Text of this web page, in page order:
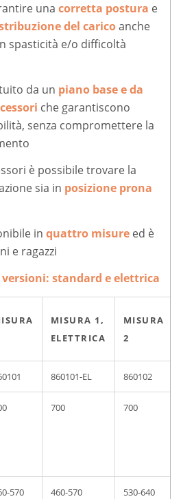
una corretta postura e
del caricoanche
spasticità e/o difficoltà
da un piano base e da
che garantiscono
senza compromettere la
è possibile trovare la
sia in posizione prona
in quattro misureed è
e ragazzi
standard e elettrica
MISURA 1,
ELETTRICA
MISURA
2
860101-EL 860102
700 700
570 460-570 530-640